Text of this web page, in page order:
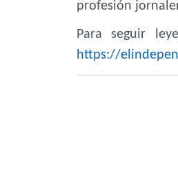
profesión
Para seguir
https://